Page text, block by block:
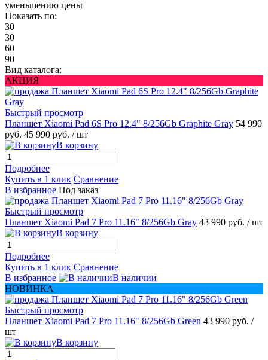
уменьшению цены
Показать по:
30
30
60
90
Вид каталога:
АКЦИЯ
Быстрый просмотр
Планшет Xiaomi Pad 6S Pro 12.4" 8/256Gb Graphite Gray 54 990
руб. 45 990 руб. / шт
В корзину
Подробнее
Купить в 1 клик Сравнение
В избранное Под заказ
Быстрый просмотр
Планшет Xiaomi Pad 7 Pro 11.16" 8/256Gb Gray 43 990 руб. / шт
В корзину
Подробнее
Купить в 1 клик Сравнение
В избранное
В наличии
НОВИНКА
Быстрый просмотр
Планшет Xiaomi Pad 7 Pro 11.16" 8/256Gb Green 43 990 руб. /
шт
В корзину